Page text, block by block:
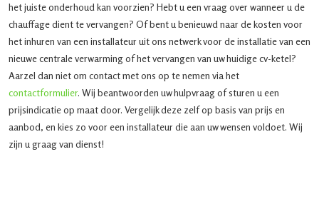
het juiste onderhoud kan voorzien? Hebt u een vraag over wanneer u de
chauffage dient te vervangen? Of bent u benieuwd naar de kosten voor
het inhuren van een installateur uit ons netwerk voor de installatie van een
nieuwe centrale verwarming of het vervangen van uw huidige cv-ketel?
Aarzel dan niet om contact met ons op te nemen via het
contactformulier. Wij beantwoorden uw hulpvraag of sturen u een
prijsindicatie op maat door. Vergelijk deze zelf op basis van prijs en
aanbod, en kies zo voor een installateur die aan uw wensen voldoet. Wij
zijn u graag van dienst!